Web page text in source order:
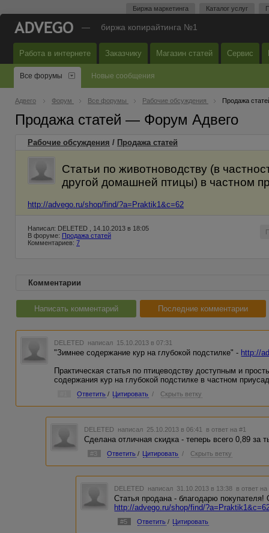
Биржа маркетинга Каталог услуг
— биржа копирайтинга №1
Работа в интернете Заказчику Магазин статей Сервис
Все форумы Новые сообщения
Адвего Форум Все форумы Рабочие обсуждения Продажа
Продажа статей — Форум Адвего
Рабочие обсуждения / Продажа статей
Статьи по животноводству (в
другой домашней птицы) в частном
http://advego.ru/shop/find/?a=Praktik1&c=62
Написал: DELETED , 14.10.2013 в 18:05
В форуме: Продажа статей
Комментариев: 7
Комментарии
Написать комментарий Последние комментарии
DELETED написал 15.10.2013 в 07:31
"Зимнее содержание кур на глубокой подстилке" - http://
Практическая статья по птицеводству доступным и
содержания кур на глубокой подстилке в частном
Ответить / Цитировать / Скрыть ветку
DELETED написал 25.10.2013 в 06:41 в ответ на #1
Сделана отличная скидка - теперь всего 0,89 за
#3 Ответить / Цитировать / Скрыть ветку
DELETED написал 31.10.2013 в 13:38 в ответ на
Статья продана - благодарю покупателя!
http://advego.ru/shop/find/
#5 Ответить / Цитировать